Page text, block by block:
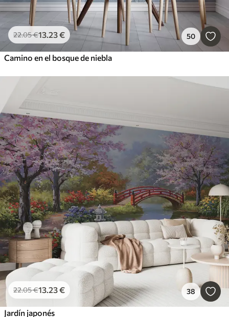
22.05€13.23€ 50
Camino en el bosque de niebla
22.05€13.23€ 38
Jardín japonés